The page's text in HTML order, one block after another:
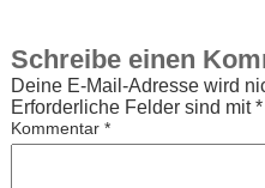
Schreibe einen
Deine E-Mail-Adresse wird
Erforderliche Felder sind mit*
Kommentar *